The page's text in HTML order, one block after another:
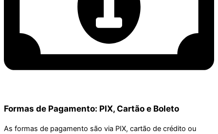
Formas de Pagamento: PIX, Cartão e Boleto
As formas de pagamento são via PIX, cartão de crédito ou